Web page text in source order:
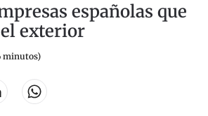
españolas que
exterior
minutos)